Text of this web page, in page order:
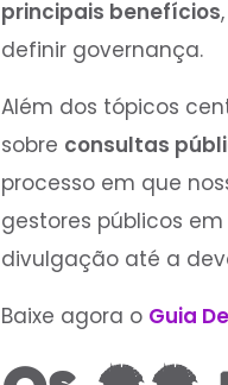
principais benefícios
definir governança.
Além dos tópicos
sobre consultas
processo em que
gestores públicos
divulgação até a
Baixe agora o Guia